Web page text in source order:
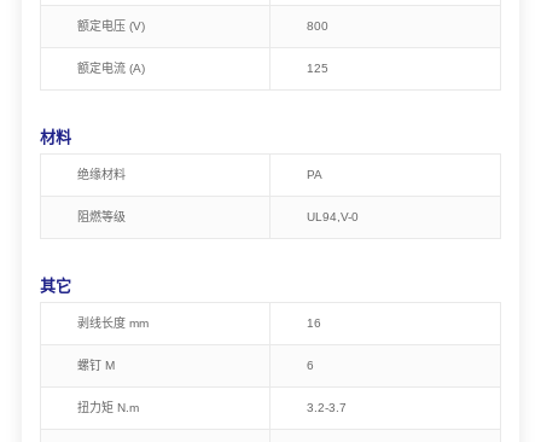
额定电压 (V) 800
额定电流 (A) 125
材料
绝缘材料 PA
阻燃等级 UL94,V-0
其它
剥线长度 mm 16
螺钉 M 6
扭力矩 N.m 3.2-3.7